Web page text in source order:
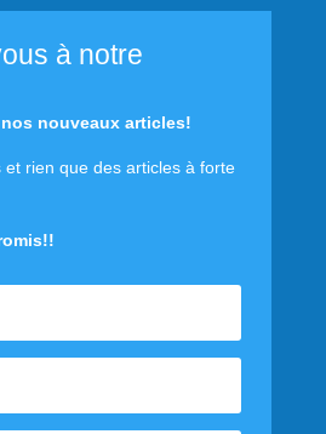
à notre
nouveaux articles!
et rien que des articles à forte